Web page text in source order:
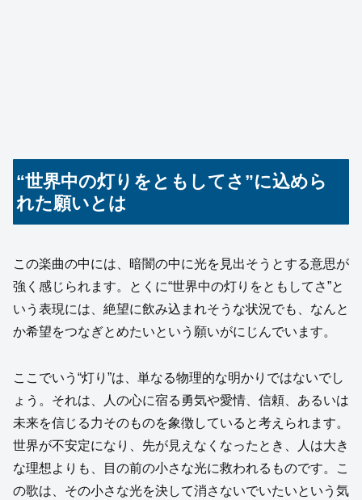
“世界中の灯りをともしてさ”に込めら
れた願いとは
この楽曲の中には、暗闇の中に光を見出そうとする意思が
強く感じられます。とくに“世界中の灯りをともしてさ”と
いう表現には、絶望に飲み込まれそうな状況でも、なんと
か希望をつなぎとめたいという願いがにじんでいます。
ここでいう“灯り”は、単なる物理的な明かりではないでし
ょう。それは、人の心に宿る勇気や愛情、信頼、あるいは
未来を信じる力そのものを象徴していると考えられます。
世界が不安定になり、先が見えなくなったとき、人は大き
な理想よりも、目の前の小さな光に救われるものです。こ
の歌は、その小さな光を決して消さないでいたいという気